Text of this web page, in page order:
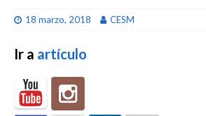
18 marzo, 2018 CESM
Ir a artículo